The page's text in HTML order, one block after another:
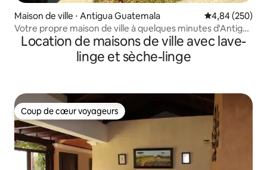
Maison de ville ⋅ Antigua Guatemala Évaluation
4,84 (250)
Votre propre maison de ville à quelques minutes d'Antigua
Guatemala
Location de maisons de ville avec lave-
linge et sèche-linge
Coup de cœur voyageurs
Coup de cœur voyageurs